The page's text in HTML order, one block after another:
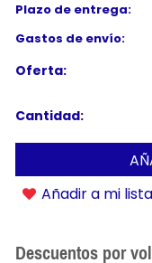
Plazo de entrega:
Gastos de envío:
Oferta:
Cantidad:
Añadir a mi
Descuentos por